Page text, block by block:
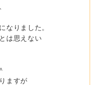
なりました。
は思えない
ますが